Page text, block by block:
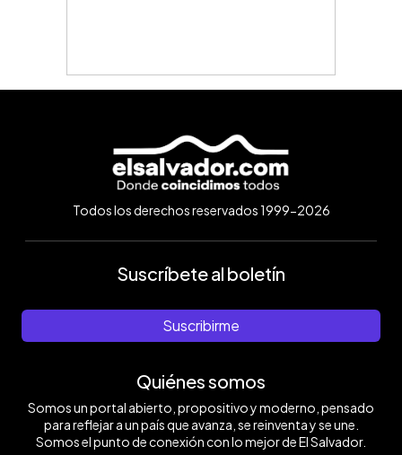
Todos los derechos reservados 1999-2026
Suscríbete al boletín
Suscribirme
Quiénes somos
Somos un portal abierto, propositivo y moderno, pensado
para reflejar a un país que avanza, se reinventa y se une.
Somos el punto de conexión con lo mejor de El Salvador.